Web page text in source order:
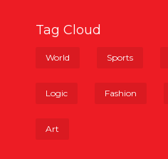
Tag Cloud
World Sports
Logic Fashion
Art